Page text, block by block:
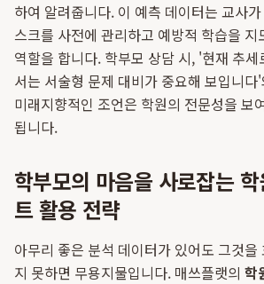
하여 알려줍니다. 이 예측 데이터는 교사
스크를 사전에 관리하고 예방적 학습을 지
역할을 합니다. 학부모 상담 시, '현재 추세
서는 서술형 문제 대비가 중요해 보입니
미래지향적인 조언은 학원의 전문성을 보
됩니다.
학부모의 마음을 사로잡는
트 활용 전략
아무리 좋은 분석 데이터가 있어도 그것
지 못하면 무용지물입니다. 매쓰플랫의 학